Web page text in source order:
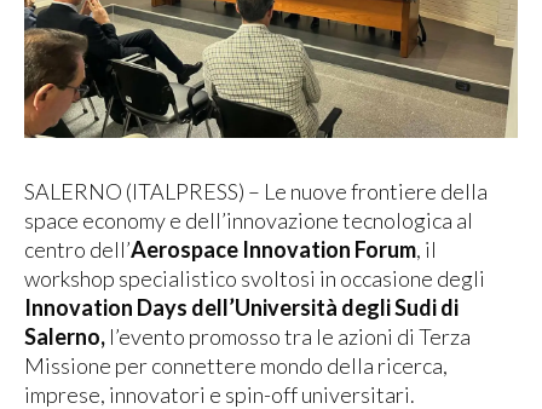
SALERNO (ITALPRESS) – Le nuove frontiere della
space economy e dell’innovazione tecnologica al
centro dell’Aerospace Innovation Forum, il
workshop specialistico svoltosi in occasione degli
Innovation Days dell’Università degli Sudi di
Salerno, l’evento promosso tra le azioni di Terza
Missione per connettere mondo della ricerca,
imprese, innovatori e spin-off universitari.